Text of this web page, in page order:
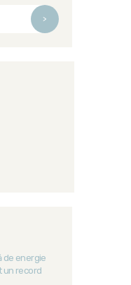
>